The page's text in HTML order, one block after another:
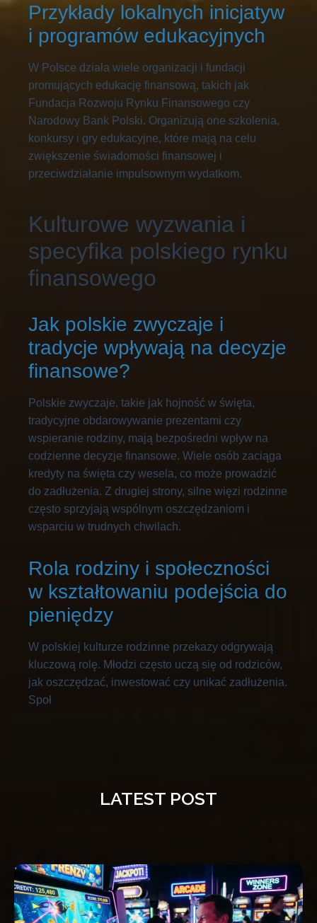
Przykłady lokalnych inicjatyw
i programów edukacyjnych
W Polsce działa wiele organizacji i fundacji
promujących edukację finansową, takich jak
Fundacja Rozwoju Rynku Finansowego czy
Narodowy Bank Polski. Organizują one szkolenia,
konkursy i gry edukacyjne, które mają na celu
zwiększenie świadomości finansowej i
przeciwdziałanie impulsownym wydatkom.
Kulturowe wyzwania i
specyfika polskiego rynku
finansowego
Jak polskie zwyczaje i
tradycje wpływają na decyzje
finansowe?
Polskie zwyczaje, takie jak hojność w święta,
tradycyjne obdarowywanie prezentami czy
wspieranie rodziny, mają bezpośredni wpływ na
codzienne decyzje finansowe. Wiele osób zaciąga
kredyty na święta czy wesela, co może prowadzić
do zadłużenia. Z drugiej strony, silne więzi rodzinne
często sprzyjają wspólnym oszczędzaniom i
wsparciu w trudnych chwilach.
Rola rodziny i społeczności
w kształtowaniu podejścia do
pieniędzy
W polskiej kulturze rodzinne przekazy odgrywają
kluczową rolę. Młodzi często uczą się od rodziców,
jak oszczędzać, inwestować czy unikać zadłużenia.
Społ
LATEST POST